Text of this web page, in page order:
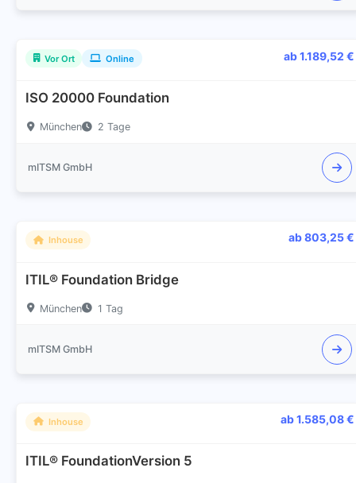
Vor Ort Online ab 1.189,52 €
ISO 20000 Foundation
München 2 Tage
mITSM GmbH
Inhouse ab 803,25 €
ITIL® Foundation Bridge
München 1 Tag
mITSM GmbH
Inhouse ab 1.585,08 €
ITIL® FoundationVersion 5